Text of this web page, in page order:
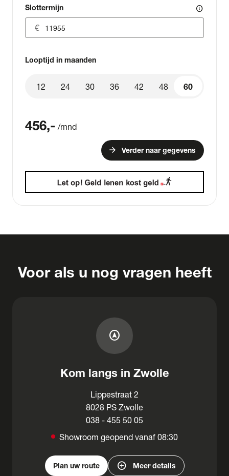
Slottermijn info
Looptijd in maanden
60
12 24 30 36 42 48 60
456,- /mnd
arrow_forward Verder naar gegevens
Voor als u nog vragen heeft
assistant_navigation
Kom langs in Zwolle
Lippestraat 2
8028 PS Zwolle
038 - 455 50 05
Showroom geopend vanaf 08:30
Plan uw route add_circle Meer details